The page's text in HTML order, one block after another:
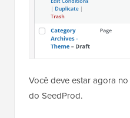
Você deve estar agora no
do SeedProd.